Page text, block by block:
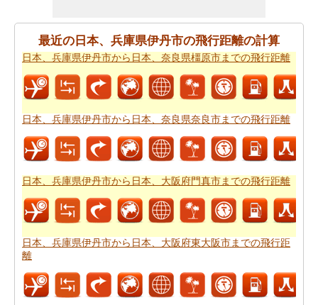
い。
日本、兵庫県伊丹市から日本、山形県山形市まで飛行機
で旅行をお探しですか。あなたはまた、日本、兵庫県伊
丹市から日本、山形県山形市までの飛行時間 を知ること
新しい場所に行くの後、あなたの目的地へのルートを知
ることが重要です。場合はルートを認識していません、
での道路ルートプランをチェックすることができます。
あなたは道路で旅行したいですか。駆動するのに費用が
本、兵庫県伊丹市から日本、山形県山形市までの旅行の
最近の日本、兵庫県伊丹市の飛行距離の計算
日本、兵庫県伊丹市から日本、奈良県橿原市までの飛行距離
日本、兵庫県伊丹市から日本、奈良県奈良市までの飛行距離
日本、兵庫県伊丹市から日本、大阪府門真市までの飛行距離
日本、兵庫県伊丹市から日本、大阪府東大阪市までの飛行距
離